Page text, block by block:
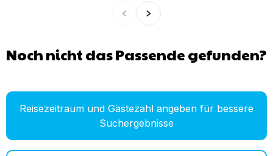
Noch nicht das Passende gefunden?
Reisezeitraum und Gästezahl angeben für bessere
Suchergebnisse